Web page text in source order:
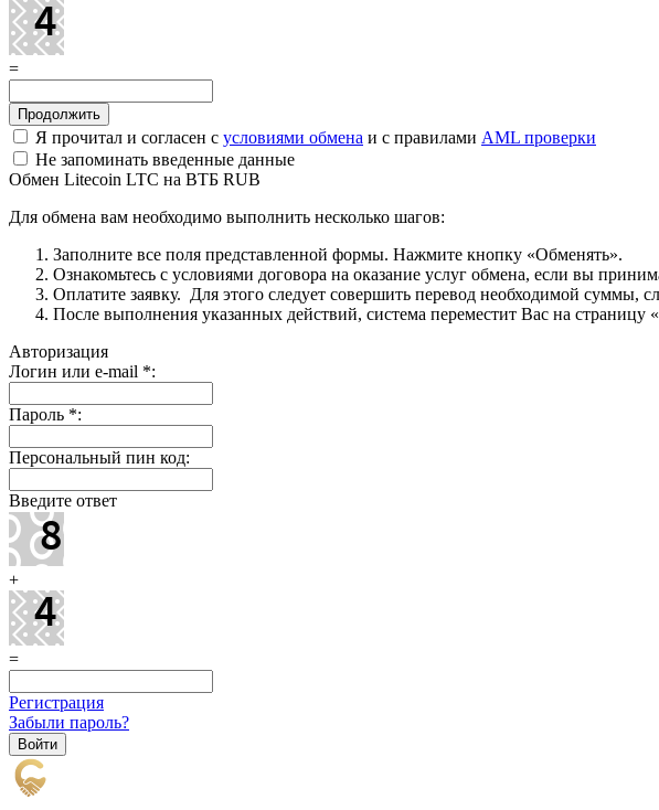
=
Я прочитал и согласен с условиями обмена и с правилами AML проверки
Не запоминать введенные данные
Обмен Litecoin LTC на ВТБ RUB
Для обмена вам необходимо выполнить несколько шагов:
Заполните все поля представленной формы. Нажмите кнопку «Обменять».
Ознакомьтесь с условиями договора на оказание услуг обмена, если вы
Оплатите заявку. Для этого следует совершить перевод необходимой суммы,
После выполнения указанных действий, система переместит Вас на страницу
Авторизация
Логин или e-mail *:
Пароль *:
Персональный пин код:
Введите ответ
+
=
Регистрация
Забыли пароль?